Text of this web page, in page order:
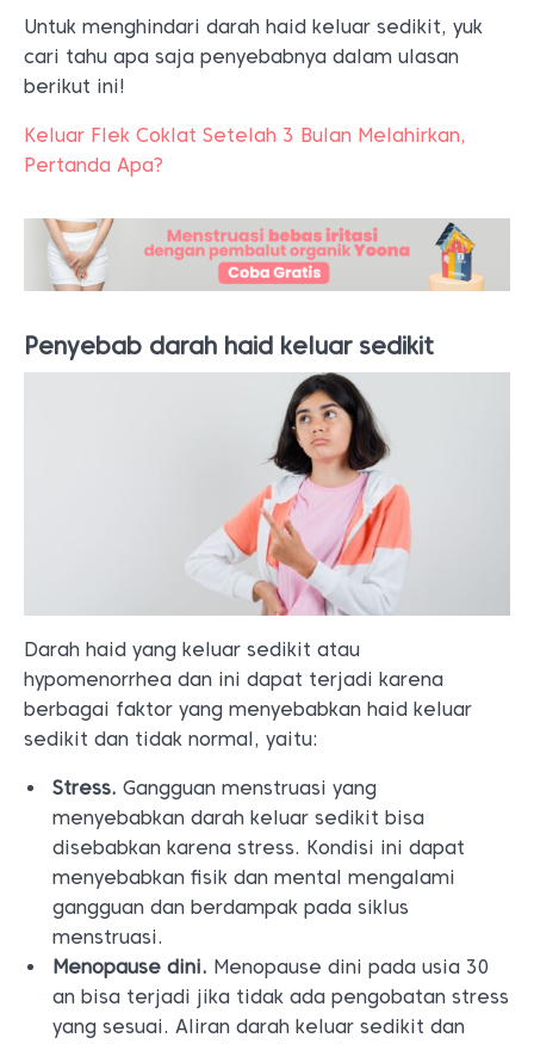
Untuk menghindari darah haid keluar sedikit, yuk
cari tahu apa saja penyebabnya dalam ulasan
berikut ini!
Keluar Flek Coklat Setelah 3 Bulan Melahirkan,
Pertanda Apa?
Penyebab darah haid keluar sedikit
Darah haid yang keluar sedikit atau
hypomenorrhea dan ini dapat terjadi karena
berbagai faktor yang menyebabkan haid keluar
sedikit dan tidak normal, yaitu:
Stress. Gangguan menstruasi yang
menyebabkan darah keluar sedikit bisa
disebabkan karena stress. Kondisi ini dapat
menyebabkan fisik dan mental mengalami
gangguan dan berdampak pada siklus
menstruasi.
Menopause dini. Menopause dini pada usia 30
an bisa terjadi jika tidak ada pengobatan stress
yang sesuai. Aliran darah keluar sedikit dan